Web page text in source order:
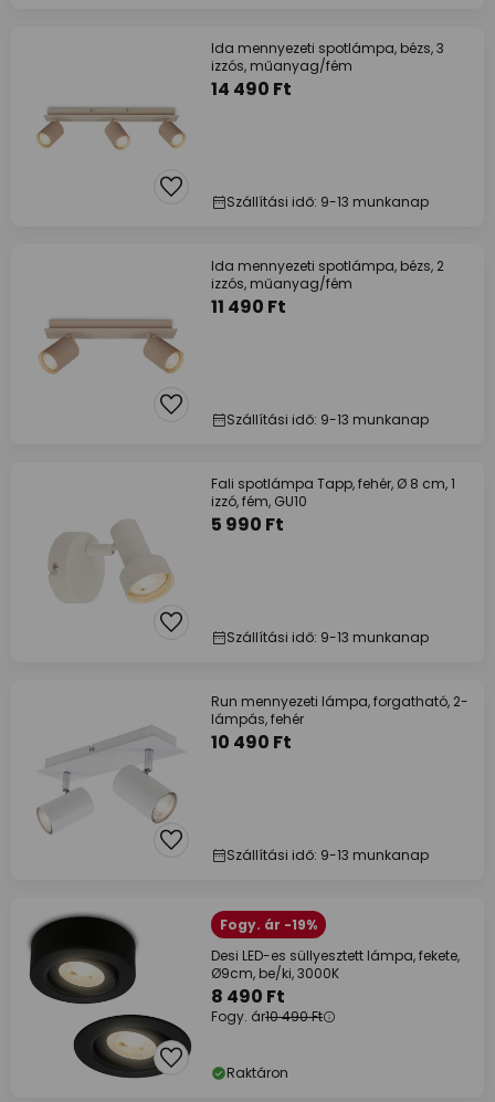
Ida mennyezeti spotlámpa, bézs, 3
izzós, műanyag/fém
14 490 Ft
Szállítási idő: 9-13 munkanap
Ida mennyezeti spotlámpa, bézs, 2
izzós, műanyag/fém
11 490 Ft
Szállítási idő: 9-13 munkanap
Fali spotlámpa Tapp, fehér, Ø 8 cm, 1
izzó, fém, GU10
5 990 Ft
Szállítási idő: 9-13 munkanap
Run mennyezeti lámpa, forgatható, 2-
lámpás, fehér
10 490 Ft
Szállítási idő: 9-13 munkanap
Fogy. ár -19%
Desi LED-es süllyesztett lámpa, fekete,
Ø9cm, be/ki, 3000K
8 490 Ft
Fogy. ár10 490 Ft
Raktáron